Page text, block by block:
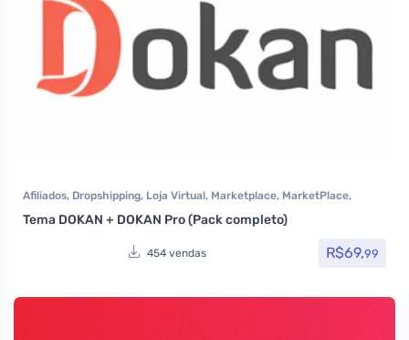
Afiliados, Dropshipping, Loja Virtual, Marketplace, MarketPlace,
Todos os itens
Tema DOKAN + DOKAN Pro (Pack completo)
454 vendas R$69,99